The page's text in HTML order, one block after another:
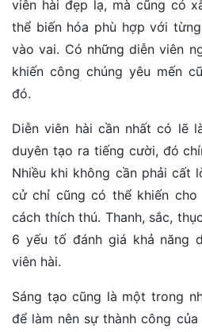
viên hài đẹp lạ, mà cũng có
thể biến hóa phù hợp với
vào vai. Có những diễn viên
khiến công chúng yêu mến
đó.
Diễn viên hài cần nhất có lẽ
duyên tạo ra tiếng cười, đó
Nhiều khi không cần phải cất
cử chỉ cũng có thể khiến
cách thích thú. Thanh, sắc,
6 yếu tố đánh giá khả năng
viên hài.
Sáng tạo cũng là một trong
để làm nên sự thành công